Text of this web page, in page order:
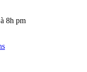
8h pm